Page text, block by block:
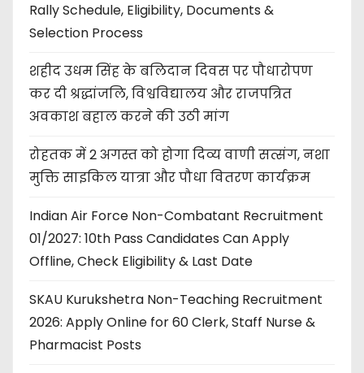
Rally Schedule, Eligibility, Documents &
Selection Process
शहीद उधम सिंह के बलिदान दिवस पर पौधारोपण
कर दी श्रद्धांजलि, विश्वविद्यालय और राजपत्रित
अवकाश बहाल करने की उठी मांग
रोहतक में 2 अगस्त को होगा दिव्य वाणी सत्संग, नशा
मुक्ति साइकिल यात्रा और पौधा वितरण कार्यक्रम
Indian Air Force Non-Combatant Recruitment
01/2027: 10th Pass Candidates Can Apply
Offline, Check Eligibility & Last Date
SKAU Kurukshetra Non-Teaching Recruitment
2026: Apply Online for 60 Clerk, Staff Nurse &
Pharmacist Posts